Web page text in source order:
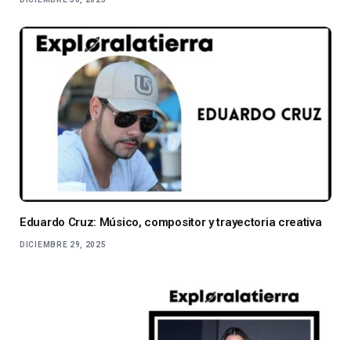
Eduardo Cruz: Músico, compositor y trayectoria creativa
DICIEMBRE 29, 2025